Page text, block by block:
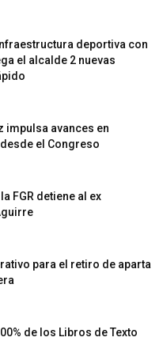
deportiva con
el alcalde 2 nuevas
impulsa avances en
el Congreso
FGR detiene al ex
para el retiro de aparta
de los Libros de Texto